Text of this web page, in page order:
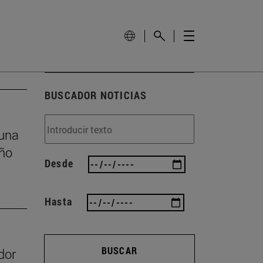
BUSCADOR NOTICIAS
Desde
Hasta
BUSCAR